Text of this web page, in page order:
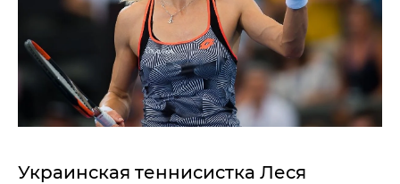
Украинская теннисистка Леся